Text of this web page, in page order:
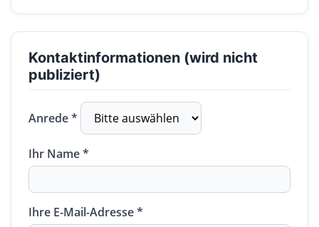
Kontaktinformationen (wird nicht
publiziert)
Anrede *
Ihr Name *
Ihre E-Mail-Adresse *